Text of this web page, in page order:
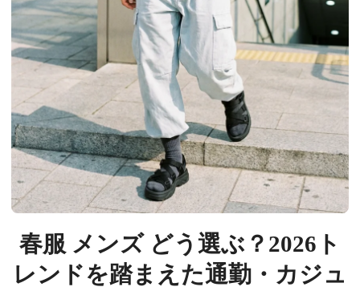
春服 メンズ どう選ぶ？2026ト
レンドを踏まえた通勤・カジュ